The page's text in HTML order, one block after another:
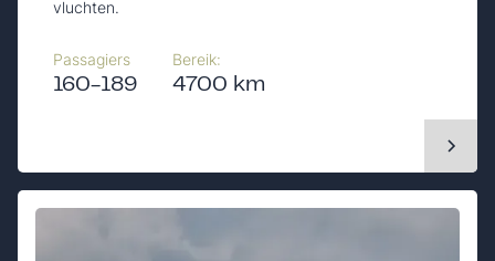
vluchten.
Passagiers
160-189
Bereik:
4700 km